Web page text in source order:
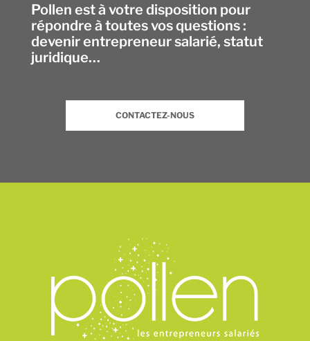
Pollen est à votre disposition pour
répondre à toutes vos questions :
devenir entrepreneur salarié, statut
juridique…
CONTACTEZ-NOUS